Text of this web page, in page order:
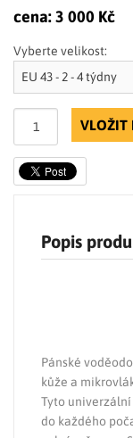
cena:3 000 Kč
Vyberte velikost:
VLOŽIT
Popis
Pánské
kůže a
Tyto
do každého